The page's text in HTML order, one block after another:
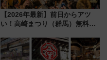
【2026年最新】前日からアツ
い！高崎まつり（群馬）無料観
しまで